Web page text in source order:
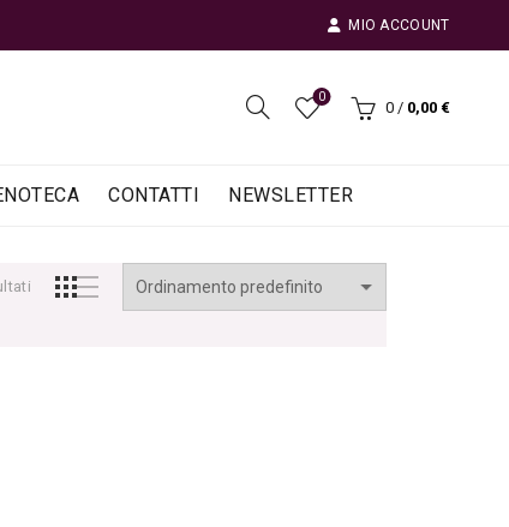
MIO ACCOUNT
0
0 / 0,00 €
CONTATTI NEWSLETTER